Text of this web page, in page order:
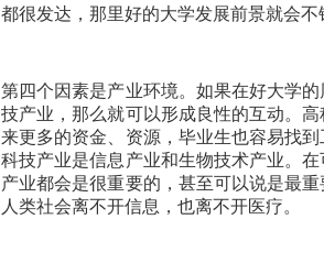
都很发达，那里好的大学发展前景就会
第四个因素是产业环境。如果在好大学
技产业，那么就可以形成良性的互动。
来更多的资金、资源，毕业生也容易找
科技产业是信息产业和生物技术产业。
产业都会是很重要的，甚至可以说是最
人类社会离不开信息，也离不开医疗。